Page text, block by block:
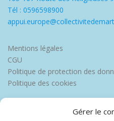
Gérer le
Tél : 0596598900
Mentions légales
CGU
Politique de protection des
Politique des cookies